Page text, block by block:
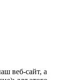
веб-сайт, а